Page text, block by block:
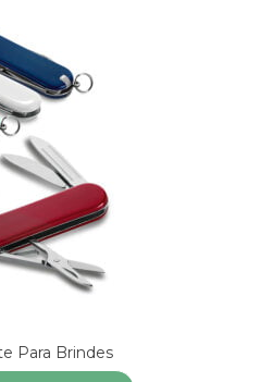
Para Brindes